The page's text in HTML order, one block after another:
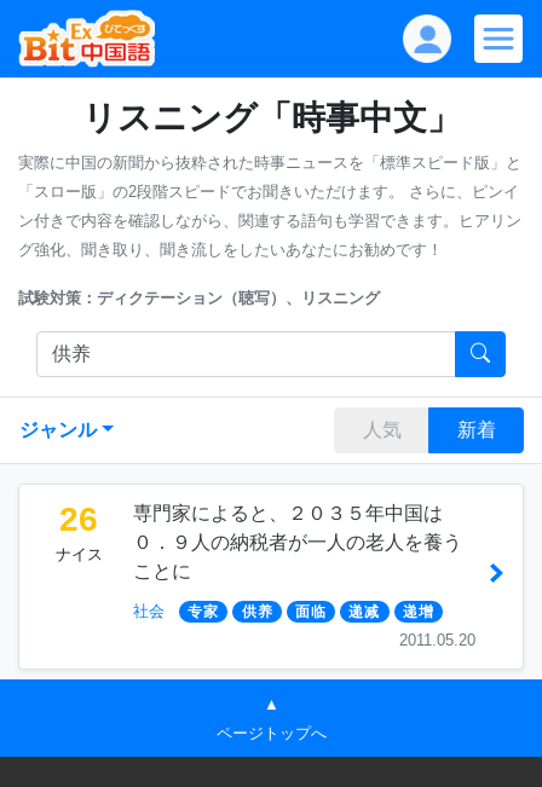
リスニング「時事中文」
実際に中国の新聞から抜粋された時事ニュースを「標準スピード版」と
「スロー版」の2段階スピードでお聞きいただけます。
さらに、ピンイ
ン付きで内容を確認しながら、関連する語句も学習できます。ヒアリン
グ強化、聞き取り、聞き流しをしたいあなたにお勧めです！
試験対策：ディクテーション（聴写）、リスニング
ジャンル 人気 新着
26
ナイス
専門家によると、２０３５年中国は
０．９人の納税者が一人の老人を養う
ことに
社会 专家 供养 面临 递减 递增
2011.05.20
▲
ページトップへ